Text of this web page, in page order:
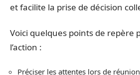
et facilite la prise de décision
Voici quelques points de repère
l’action :
Préciser les attentes lors de